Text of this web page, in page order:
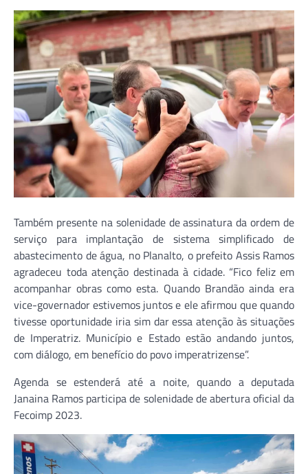
Também presente na solenidade de assinatura da ordem de
serviço para implantação de sistema simplificado de
abastecimento de água, no Planalto, o prefeito Assis Ramos
agradeceu toda atenção destinada à cidade. “Fico feliz em
acompanhar obras como esta. Quando Brandão ainda era
vice-governador estivemos juntos e ele afirmou que quando
tivesse oportunidade iria sim dar essa atenção às situações
de Imperatriz. Município e Estado estão andando juntos,
com diálogo, em benefício do povo imperatrizense”.
Agenda se estenderá até a noite, quando a deputada
Janaina Ramos participa de solenidade de abertura oficial da
Fecoimp 2023.